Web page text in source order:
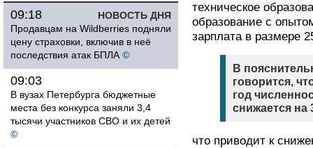
НОВОСТЬ ДНЯ
09:18
Продавцам на Wildberries подняли
цену страховки, включив в неё
последствия атак БПЛА ©
09:03
В вузах Петербурга бюджетные
места без конкурса заняли 3,4
тысячи участников СВО и их детей
©
техническое
образование с
зарплата в размере
В
говорится,
год
снижается на
что приводит к